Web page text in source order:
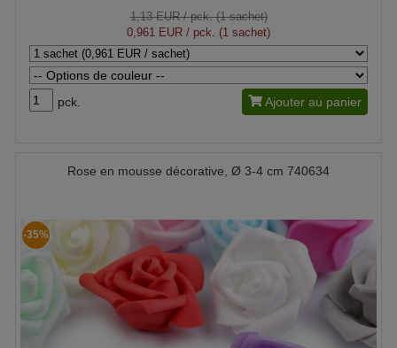
1,13 EUR/ pck. (1 sachet)
0,961 EUR / pck. (1 sachet)
pck. Ajouter au panier
Rose en mousse décorative, Ø 3-4 cm 740634
-35%